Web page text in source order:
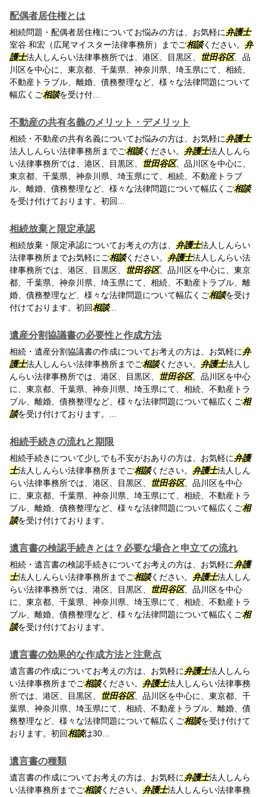
配偶者居住権とは
相続問題・配偶者居住権についてお悩みの方は、お気軽に弁護士
室谷 和宏（広尾マイスター法律事務所）までご相談ください。 弁
護士法人しんらい法律事務所では、港区、目黒区、 世田谷区、品
川区を中心に、東京都、千葉県、神奈川県、埼玉県にて、相続、
不動産トラブル、離婚、債務整理など、様々な法律問題について
幅広くご相談を受け付...
不動産の共有名義のメリット・デメリット
相続・不動産の共有名義についてお悩みの方は、お気軽に弁護士
法人しんらい法律事務所までご相談ください。 弁護士法人しんら
い法律事務所では、港区、目黒区、
世田谷区、品川区を中心に、
東京都、千葉県、神奈川県、埼玉県にて、相続、不動産トラブ
ル、離婚、債務整理など、様々な法律問題について幅広くご相談
を受け付けております。初回...
相続放棄と限定承認
相続放棄・限定承認についてお考えの方は、 弁護士法人しんらい
法律事務所までお気軽にご相談ください。 弁護士法人しんらい法
律事務所では、港区、目黒区、
世田谷区、品川区を中心に、東京
都、千葉県、神奈川県、埼玉県にて、相続、不動産トラブル、離
婚、債務整理など、様々な法律問題について幅広くご相談を受け
付けております。初回相談...
遺産分割協議書の必要性と作成方法
相続・遺産分割協議書の作成についてお考えの方は、お気軽に弁
護士法人しんらい法律事務所までご相談ください。 弁護士法人し
んらい法律事務所では、港区、目黒区、
世田谷区、品川区を中心
に、東京都、千葉県、神奈川県、埼玉県にて、相続、不動産トラ
ブル、離婚、債務整理など、様々な法律問題について幅広くご相
談を受け付けております。...
相続手続きの流れと期限
相続手続きについて少しでも不安がおありの方は、お気軽に弁護
士法人しんらい法律事務所までご相談ください。 弁護士法人しん
らい法律事務所では、港区、目黒区、
世田谷区、品川区を中心
に、東京都、千葉県、神奈川県、埼玉県にて、相続、不動産トラ
ブル、離婚、債務整理など、様々な法律問題について幅広くご相
談を受け付けております。
遺言書の検認手続きとは？必要な場合と申立ての流れ
相続・遺言書の検認手続きについてお考えの方は、お気軽に弁護
士法人しんらい法律事務所までご相談ください。 弁護士法人しん
らい法律事務所では、港区、目黒区、
世田谷区、品川区を中心
に、東京都、千葉県、神奈川県、埼玉県にて、相続、不動産トラ
ブル、離婚、債務整理など、様々な法律問題について幅広くご相
談を受け付けております。
遺言書の効果的な作成方法と注意点
遺言書の作成についてお考えの方は、お気軽に弁護士法人しんら
い法律事務所までご相談ください。 弁護士法人しんらい法律事務
所では、港区、目黒区、
世田谷区、品川区を中心に、東京都、千
葉県、神奈川県、埼玉県にて、相続、不動産トラブル、離婚、債
務整理など、様々な法律問題について幅広くご相談を受け付けて
おります。初回相談は30...
遺言書の種類
遺言書の作成についてお考えの方は、お気軽に弁護士法人しんら
い法律事務所までご相談ください。 弁護士法人しんらい法律事務